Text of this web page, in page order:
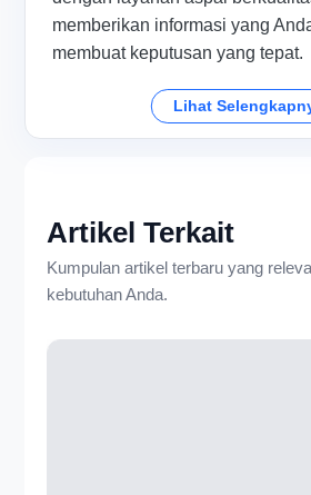
memberikan informasi yang
membuat keputusan yang tepat.
Lihat
Artikel Terkait
Kumpulan artikel terbaru yang
kebutuhan Anda.